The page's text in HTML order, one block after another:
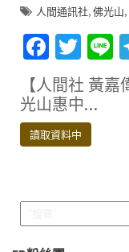
人間通訊社,佛光山,
F
ac
e
b
o
k
T
w
it
te
r
n
e
【人間社 黃
光山惠中…
讀取資料中